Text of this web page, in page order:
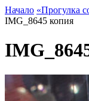
Начало «Прогулка
IMG_8645 копия